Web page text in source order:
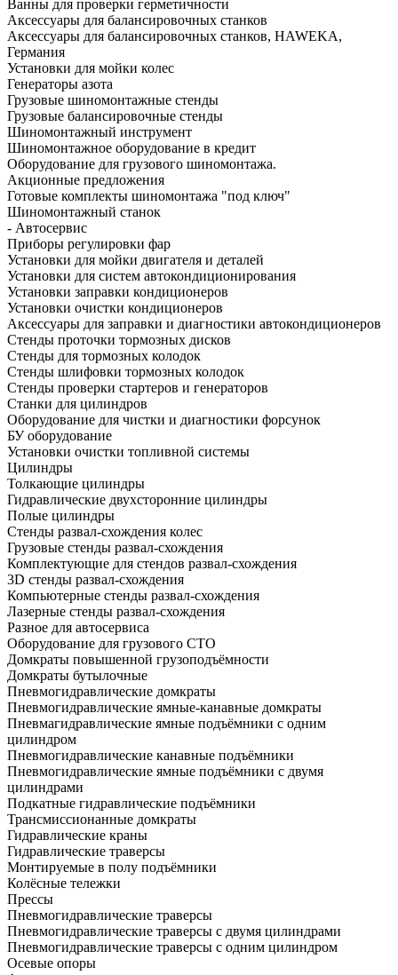
Ванны для проверки герметичности
Аксессуары для балансировочных станков
Аксессуары для балансировочных станков, HAWEKA,
Германия
Установки для мойки колес
Генераторы азота
Грузовые шиномонтажные стенды
Грузовые балансировочные стенды
Шиномонтажный инструмент
Шиномонтажное оборудование в кредит
Оборудование для грузового шиномонтажа.
Акционные предложения
Готовые комплекты шиномонтажа "под ключ"
Шиномонтажный станок
- Автосервис
Приборы регулировки фар
Установки для мойки двигателя и деталей
Установки для систем автокондиционирования
Установки заправки кондиционеров
Установки очистки кондиционеров
Аксессуары для заправки и диагностики автокондиционеров
Стенды проточки тормозных дисков
Стенды для тормозных колодок
Стенды шлифовки тормозных колодок
Стенды проверки стартеров и генераторов
Станки для цилиндров
Оборудование для чистки и диагностики форсунок
БУ оборудование
Установки очистки топливной системы
Цилиндры
Толкающие цилиндры
Гидравлические двухсторонние цилиндры
Полые цилиндры
Стенды развал-схождения колес
Грузовые стенды развал-схождения
Комплектующие для стендов развал-схождения
3D стенды развал-схождения
Компьютерные стенды развал-схождения
Лазерные стенды развал-схождения
Разное для автосервиса
Оборудование для грузового СТО
Домкраты повышенной грузоподъёмности
Домкраты бутылочные
Пневмогидравлические домкраты
Пневмогидравлические ямные-канавные домкраты
Пневмагидравлические ямные подъёмники с одним
цилиндром
Пневмогидравлические канавные подъёмники
Пневмогидравлические ямные подъёмники с двумя
цилиндрами
Подкатные гидравлические подъёмники
Трансмиссионанные домкраты
Гидравлические краны
Гидравлические траверсы
Монтируемые в полу подъёмники
Колёсные тележки
Прессы
Пневмогидравлические траверсы
Пневмогидравлические траверсы с двумя цилиндрами
Пневмогидравлические траверсы с одним цилиндром
Осевые опоры